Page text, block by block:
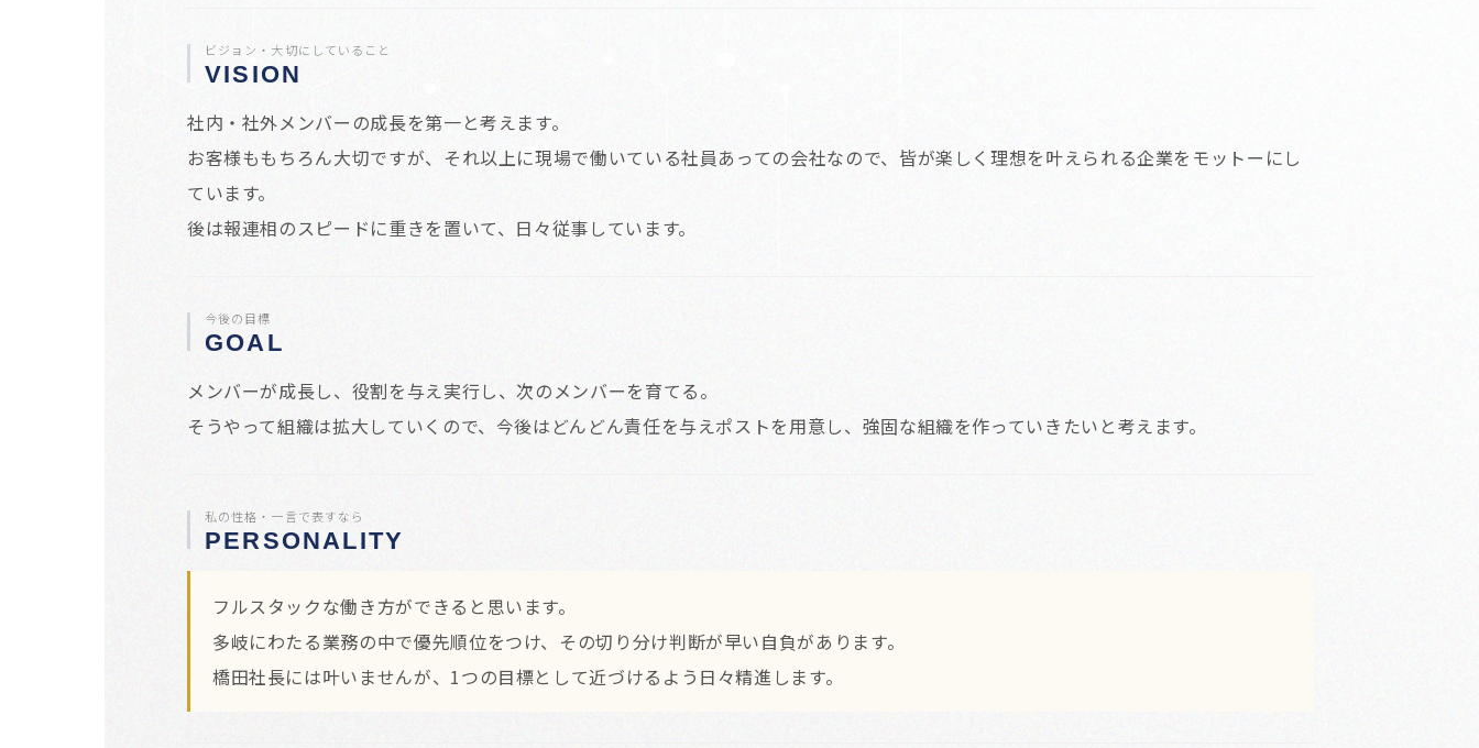
ビジョン・大切にしていること
VISION
社内・社外メンバーの成長を第一と考えます。
お客様ももちろん大切ですが、それ以上に現場で働いている社員あっての会社なので、皆が楽しく理想を叶えられる企業をモットーにし
ています。
後は報連相のスピードに重きを置いて、日々従事しています。
今後の目標
GOAL
メンバーが成長し、役割を与え実行し、次のメンバーを育てる。
そうやって組織は拡大していくので、今後はどんどん責任を与えポストを用意し、強固な組織を作っていきたいと考えます。
私の性格・一言で表すなら
PERSONALITY
フルスタックな働き方ができると思います。
多岐にわたる業務の中で優先順位をつけ、その切り分け判断が早い自負があります。
橋田社長には叶いませんが、1つの目標として近づけるよう日々精進します。